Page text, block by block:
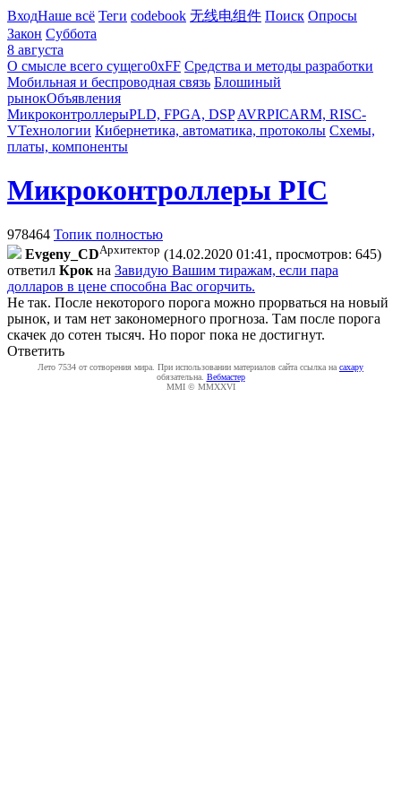
ВходНаше всё Теги codebook 无线电组件 Поиск Опросы
Закон Суббота
8 августа
О смысле всего сущего0xFF Средства и методы разработки
Мобильная и беспроводная связь Блошиный
рынокОбъявления
МикроконтроллерыPLD, FPGA, DSP AVRPICARM, RISC-
VТехнологии Кибернетика, автоматика, протоколы Схемы,
платы, компоненты
Микроконтроллеры PIC
978464 Топик полностью
Evgeny_CDАрхитектор (14.02.2020 01:41, просмотров: 645)
ответил Крок на Завидую Вашим тиражам, если пара
долларов в цене способна Вас огорчить.
Не так. После некоторого порога можно прорваться на новый
рынок, и там нет закономерного прогноза. Там после порога
скачек до сотен тысяч. Но порог пока не достигнут.
Ответить
Лето 7534 от сотворения мира. При использовании материалов сайта ссылка на caxapу
обязательна. Вебмастер
MMI © MMXXVI